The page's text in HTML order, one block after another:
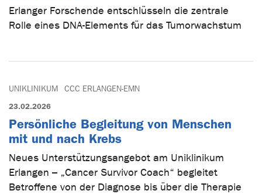
Erlanger Forschende entschlüsseln die zentrale
Rolle eines DNA-Elements für das Tumorwachstum
UNIKLINIKUM CCC ERLANGEN-EMN
23.02.2026
Persönliche Begleitung von Menschen
mit und nach Krebs
Neues Unterstützungsangebot am Uniklinikum
Erlangen – „Cancer Survivor Coach“ begleitet
Betroffene von der Diagnose bis über die Therapie